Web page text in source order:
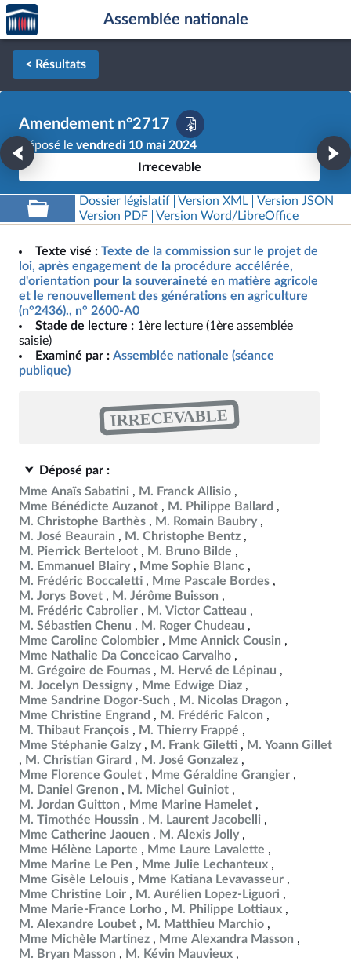
Aller au contenu
Aller en bas de la page
Accèder
à la
page
d'accueil
Assemblée nationale
< Résultats
Amendement n°2717
Déposé le vendredi 10 mai 2024
Irrecevable
Dossier législatif Version XML
Version JSON
Version PDF
Version Word/LibreOffice
Texte visé : Texte de la commission sur le projet de
loi, après engagement de la procédure accélérée,
d'orientation pour la souveraineté en matière agricole
et le renouvellement des générations en agriculture
(n°2436)., n° 2600-A0
Stade de lecture : 1ère lecture (1ère assemblée
saisie)
Examiné par : Assemblée nationale (séance
publique)
IRRECEVABLE
Déposé par :
Mme Anaïs Sabatini
M. Franck Allisio
Mme Bénédicte Auzanot
M. Philippe Ballard
M. Christophe Barthès
M. Romain Baubry
M. José Beaurain
M. Christophe Bentz
M. Pierrick Berteloot
M. Bruno Bilde
M. Emmanuel Blairy
Mme Sophie Blanc
M. Frédéric Boccaletti
Mme Pascale Bordes
M. Jorys Bovet
M. Jérôme Buisson
M. Frédéric Cabrolier
M. Victor Catteau
M. Sébastien Chenu
M. Roger Chudeau
Mme Caroline Colombier
Mme Annick Cousin
Mme Nathalie Da Conceicao Carvalho
M. Grégoire de Fournas
M. Hervé de Lépinau
M. Jocelyn Dessigny
Mme Edwige Diaz
Mme Sandrine Dogor-Such
M. Nicolas Dragon
Mme Christine Engrand
M. Frédéric Falcon
M. Thibaut François
M. Thierry Frappé
Mme Stéphanie Galzy
M. Frank Giletti
M. Yoann Gillet
M. Christian Girard
M. José Gonzalez
Mme Florence Goulet
Mme Géraldine Grangier
M. Daniel Grenon
M. Michel Guiniot
M. Jordan Guitton
Mme Marine Hamelet
M. Timothée Houssin
M. Laurent Jacobelli
Mme Catherine Jaouen
M. Alexis Jolly
Mme Hélène Laporte
Mme Laure Lavalette
Mme Marine Le Pen
Mme Julie Lechanteux
Mme Gisèle Lelouis
Mme Katiana Levavasseur
Mme Christine Loir
M. Aurélien Lopez-Liguori
Mme Marie-France Lorho
M. Philippe Lottiaux
M. Alexandre Loubet
M. Matthieu Marchio
Mme Michèle Martinez
Mme Alexandra Masson
M. Bryan Masson
M. Kévin Mauvieux